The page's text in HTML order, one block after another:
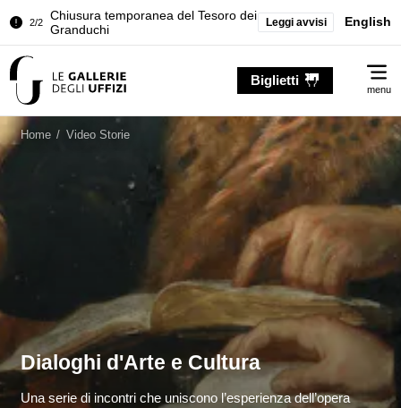
1/2
Palazzo Pitti. Temporanea chiusura
della Sala dell'Iliade
Granduchi
della Sala dell'Iliade
Chiusura temporanea del Tesoro dei
Leggi avvisi English
Biglietti
menu
Home / Video Storie
Dialoghi d'Arte e Cultura
Una serie di incontri che uniscono l’esperienza dell’opera